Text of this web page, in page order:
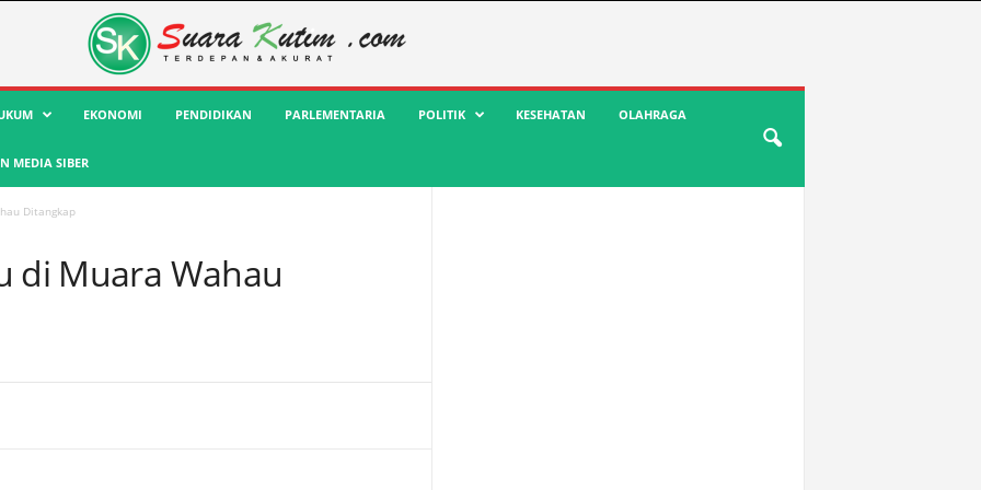
EKONOMI PENDIDIKAN PARLEMENTARIA POLITIK KESEHATAN OLAHRAGA
MEDIA SIBER
Ditangkap
di Muara Wahau